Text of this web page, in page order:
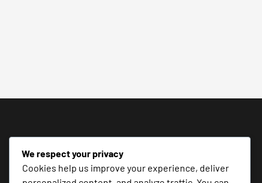
We respect your privacy
Cookies help us improve your experience, deliver